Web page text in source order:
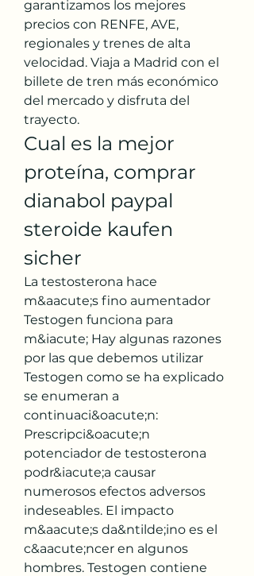
garantizamos los mejores
precios con RENFE, AVE,
regionales y trenes de alta
velocidad. Viaja a Madrid con el
billete de tren más económico
del mercado y disfruta del
trayecto.
Cual es la mejor
proteína, comprar
dianabol paypal
steroide kaufen
sicher
La testosterona hace
m&aacute;s fino aumentador
Testogen funciona para
m&iacute; Hay algunas razones
por las que debemos utilizar
Testogen como se ha explicado
se enumeran a
continuaci&oacute;n:
Prescripci&oacute;n
potenciador de testosterona
podr&iacute;a causar
numerosos efectos adversos
indeseables. El impacto
m&aacute;s da&ntilde;ino es el
c&aacute;ncer en algunos
hombres. Testogen contiene